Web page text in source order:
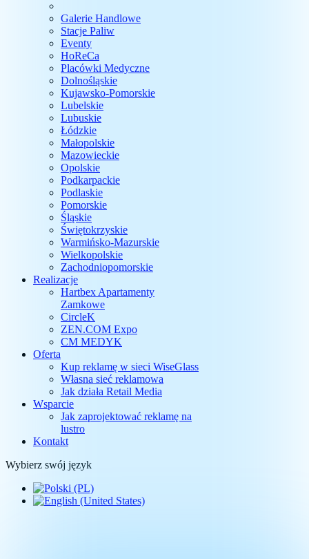
Galerie Handlowe
Stacje Paliw
Eventy
HoReCa
Placówki Medyczne
Dolnośląskie
Kujawsko-Pomorskie
Lubelskie
Lubuskie
Łódzkie
Małopolskie
Mazowieckie
Opolskie
Podkarpackie
Podlaskie
Pomorskie
Śląskie
Świętokrzyskie
Warmińsko-Mazurskie
Wielkopolskie
Zachodniopomorskie
Realizacje
Hartbex Apartamenty
Zamkowe
CircleK
ZEN.COM Expo
CM MEDYK
Oferta
Kup reklamę w sieci WiseGlass
Własna sieć reklamowa
Jak działa Retail Media
Wsparcie
Jak zaprojektować reklamę na
lustro
Kontakt
Wybierz swój język